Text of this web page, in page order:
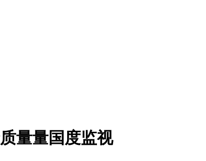
量量国度监视